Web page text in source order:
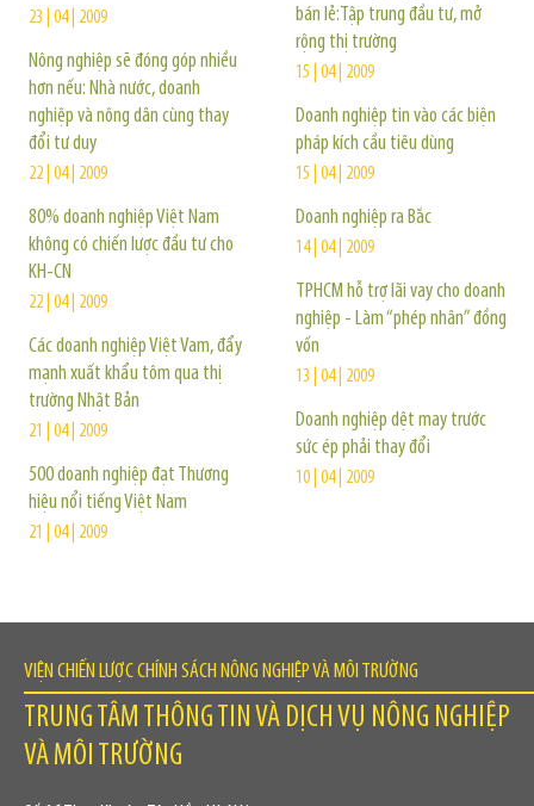
23 | 04 | 2009
Nông nghiệp sẽ đóng góp nhiều
hơn nếu: Nhà nước, doanh
nghiệp và nông dân cùng thay
đổi tư duy
22 | 04 | 2009
80% doanh nghiệp Việt Nam
không có chiến lược đầu tư cho
KH-CN
22 | 04 | 2009
Các doanh nghiệp Việt Vam, đẩy
mạnh xuất khẩu tôm qua thị
trường Nhật Bản
21 | 04 | 2009
500 doanh nghiệp đạt Thương
hiệu nổi tiếng Việt Nam
21 | 04 | 2009
bán lẻ:Tập trung đầu tư, mở
rộng thị trường
15 | 04 | 2009
Doanh nghiệp tin vào các biện
pháp kích cầu tiêu dùng
15 | 04 | 2009
Doanh nghiệp ra Bắc
14 | 04 | 2009
TPHCM hỗ trợ lãi vay cho doanh
nghiệp - Làm “phép nhân” đồng
vốn
13 | 04 | 2009
Doanh nghiệp dệt may trước
sức ép phải thay đổi
10 | 04 | 2009
VIỆN CHIẾN LƯỢC CHÍNH SÁCH NÔNG NGHIỆP VÀ MÔI TRƯỜNG
TRUNG TÂM THÔNG TIN VÀ DỊCH VỤ NÔNG NGHIỆP
VÀ MÔI TRƯỜNG